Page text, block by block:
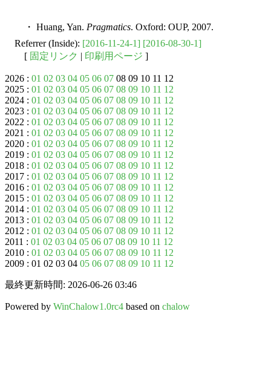
・ Huang, Yan. Pragmatics. Oxford: OUP, 2007.
Referrer (Inside): [2016-11-24-1] [2016-08-30-1]
[ 固定リンク | 印刷用ページ ]
2026 : 01 02 03 04 05 06 07 08 09 10 11 12
2025 : 01 02 03 04 05 06 07 08 09 10 11 12
2024 : 01 02 03 04 05 06 07 08 09 10 11 12
2023 : 01 02 03 04 05 06 07 08 09 10 11 12
2022 : 01 02 03 04 05 06 07 08 09 10 11 12
2021 : 01 02 03 04 05 06 07 08 09 10 11 12
2020 : 01 02 03 04 05 06 07 08 09 10 11 12
2019 : 01 02 03 04 05 06 07 08 09 10 11 12
2018 : 01 02 03 04 05 06 07 08 09 10 11 12
2017 : 01 02 03 04 05 06 07 08 09 10 11 12
2016 : 01 02 03 04 05 06 07 08 09 10 11 12
2015 : 01 02 03 04 05 06 07 08 09 10 11 12
2014 : 01 02 03 04 05 06 07 08 09 10 11 12
2013 : 01 02 03 04 05 06 07 08 09 10 11 12
2012 : 01 02 03 04 05 06 07 08 09 10 11 12
2011 : 01 02 03 04 05 06 07 08 09 10 11 12
2010 : 01 02 03 04 05 06 07 08 09 10 11 12
2009 : 01 02 03 04 05 06 07 08 09 10 11 12
最終更新時間: 2026-06-26 03:46
Powered by WinChalow1.0rc4 based on chalow